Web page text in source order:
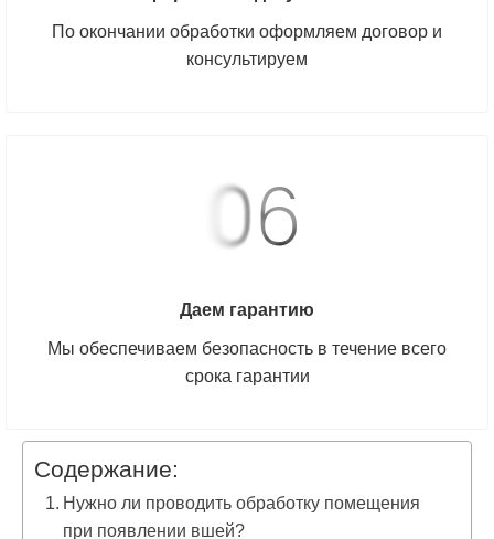
По окончании обработки оформляем договор и
консультируем
Даем гарантию
Мы обеспечиваем безопасность в течение всего
срока гарантии
Содержание:
Нужно ли проводить обработку помещения
при появлении вшей?